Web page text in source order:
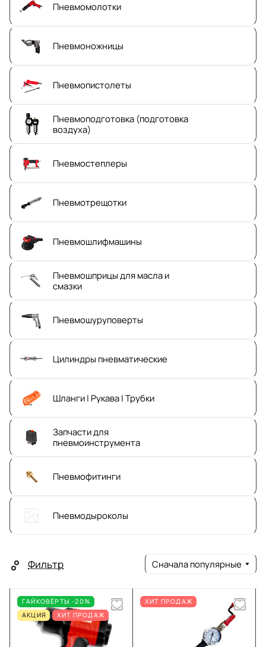
Пневмомолотки
Пневмоножницы
Пневмопистолеты
Пневмоподготовка (подготовка
воздуха)
Пневмостеплеры
Пневмотрещотки
Пневмошлифмашины
Пневмошприцы для масла и
смазки
Пневмошуруповерты
Цилиндры пневматические
Шланги | Рукава | Трубки
Запчасти для
пневмоинструмента
Пневмофитинги
Пневмодыроколы
Фильтр Сначала популярные
ГАЙКОВЁРТЫ -20%
АКЦИЯ
ХИТ ПРОДАЖ
ХИТ ПРОДАЖ